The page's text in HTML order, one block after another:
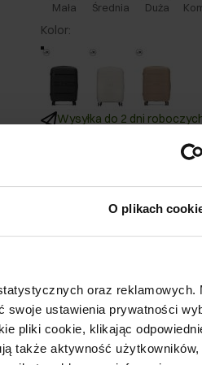
O plikach
oraz reklamowych.
swoje ustawienia prywatności
pliki cookie, klikając
także aktywność użytkowników,
Mała Średnia Duża
Kolor:
Wysyłka do 2 dni
Opis produktu
Skład i wymiary
Opinie